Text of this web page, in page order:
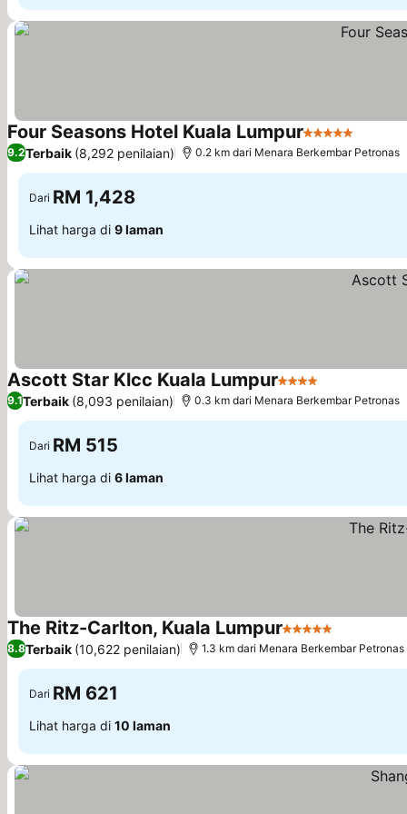
Four Seasons Hotel Kuala Lumpur5 Bintang
9.2Terbaik (8,292 penilaian) 0.2 km dari Menara Berkembar Petronas
Dari RM 1,428
Lihat harga di 9 laman
Ascott Star Klcc Kuala Lumpur4 Bintang
9.1Terbaik (8,093 penilaian) 0.3 km dari Menara Berkembar Petronas
Dari RM 515
Lihat harga di 6 laman
The Ritz-Carlton, Kuala Lumpur5 Bintang
8.8Terbaik (10,622 penilaian) 1.3 km dari Menara Berkembar Petronas
Dari RM 621
Lihat harga di 10 laman